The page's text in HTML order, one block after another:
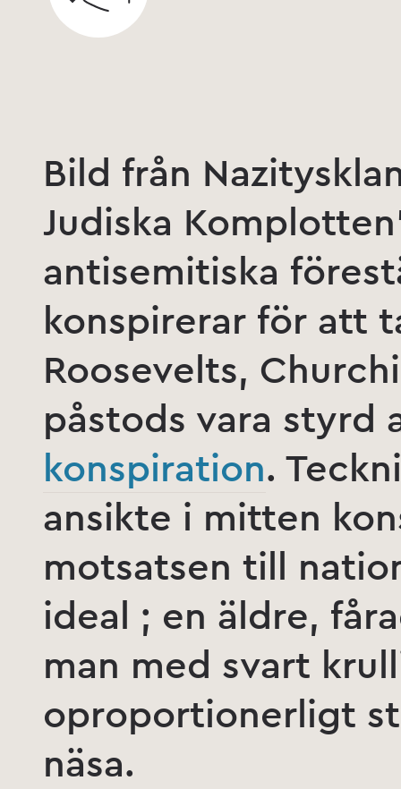
Bild från
Judiska
antisemitiska
konspirerar för att
Roosevelts,
påstods vara styrd
konspiration.
ansikte i mitten
motsatsen till
ideal ; en äldre,
man med svart
oproportionerligt
näsa.